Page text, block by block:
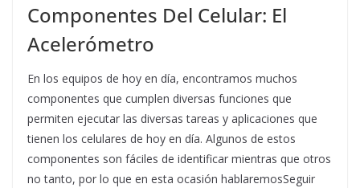
Componentes Del Celular: El
Acelerómetro
En los equipos de hoy en día, encontramos muchos
componentes que cumplen diversas funciones que
permiten ejecutar las diversas tareas y aplicaciones que
tienen los celulares de hoy en día. Algunos de estos
componentes son fáciles de identificar mientras que otros
no tanto, por lo que en esta ocasión hablaremosSeguir